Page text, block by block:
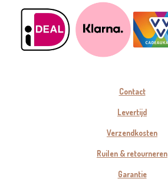
Contact
Levertijd
Verzendkosten
Ruilen & retourneren
Garantie